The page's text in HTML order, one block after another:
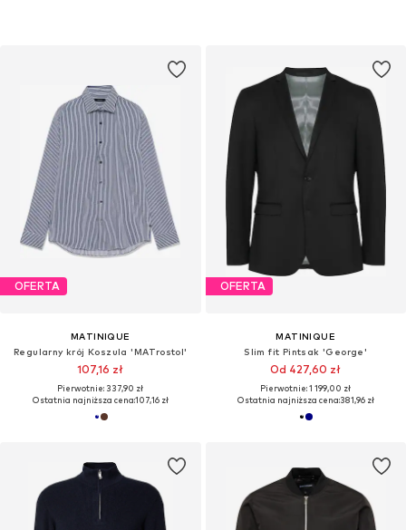
OFERTA
MATINIQUE
Regularny krój Koszula 'MATrostol'
107,16 zł
Pierwotnie: 337,90 zł
Ostatnia najniższa cena:107,16 zł
OFERTA
MATINIQUE
Slim fit Pintsak 'George'
Od 427,60 zł
Pierwotnie: 1 199,00 zł
Ostatnia najniższa cena:381,96 zł